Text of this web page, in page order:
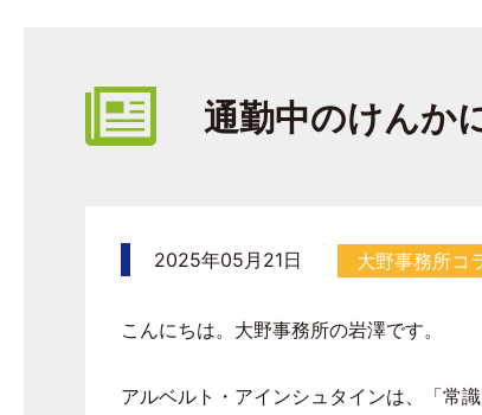
通勤中のけんか
2025年05月21日 大野事務所コ
こんにちは。大野事務所の岩澤です。
アルベルト・アインシュタインは、「常